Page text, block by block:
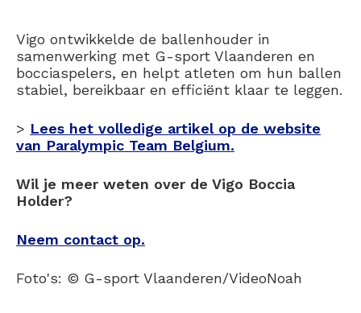
Vigo ontwikkelde de ballenhouder in
samenwerking met G-sport Vlaanderen en
bocciaspelers, en helpt atleten om hun ballen
stabiel, bereikbaar en efficiënt klaar te leggen.
> Lees het volledige artikel op de website
van Paralympic Team Belgium.
Wil je meer weten over de Vigo Boccia
Holder?
Neem contact op.
Foto's: © G-sport Vlaanderen/VideoNoah